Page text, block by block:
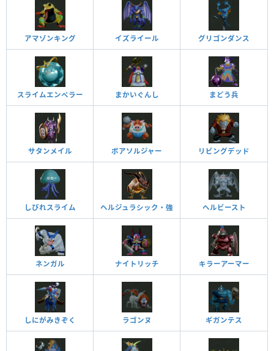
アマゾンキング イズライール グリゴンダンス
スライムエンペラー まかいぐんし まどう兵
サタンメイル ボアソルジャー リビングデッド
しびれスライム ヘルジュラシック・強 ヘルビースト
ネンガル ナイトリッチ キラーアーマー
しにがみきぞく ラゴンヌ ギガンテス